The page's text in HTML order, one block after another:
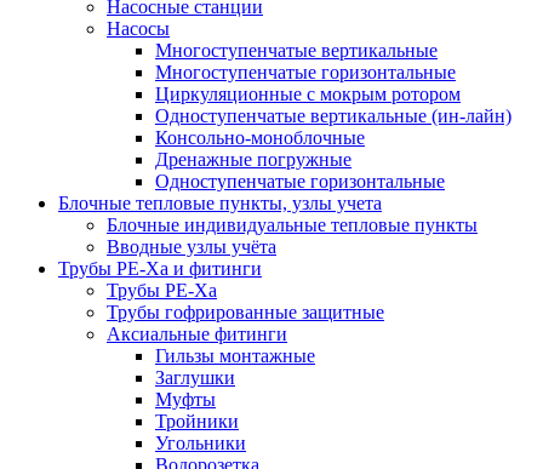
Насосные станции
Насосы
Многоступенчатые вертикальные
Многоступенчатые горизонтальные
Циркуляционные с мокрым ротором
Одноступенчатые вертикальные (ин-лайн)
Консольно-моноблочные
Дренажные погружные
Одноступенчатые горизонтальные
Блочные тепловые пункты, узлы учета
Блочные индивидуальные тепловые пункты
Вводные узлы учёта
Трубы РЕ-Ха и фитинги
Трубы РЕ-Ха
Трубы гофрированные защитные
Аксиальные фитинги
Гильзы монтажные
Заглушки
Муфты
Тройники
Угольники
Водорозетка